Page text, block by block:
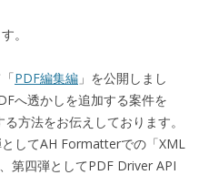
。
PDF編集編 」を公開しまし
へ透かしを追加する案件を
方法をお伝えしております。
してAH Formatterでの「XML
第四弾としてPDF Driver API